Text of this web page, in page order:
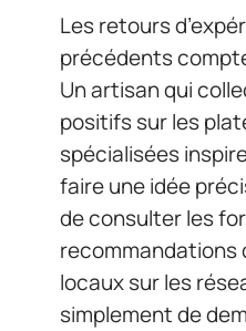
Les retours
précédents
Un artisan qui
positifs sur les
spécialisées
faire une idée
de consulter les
recommandations
locaux sur les
simplement de